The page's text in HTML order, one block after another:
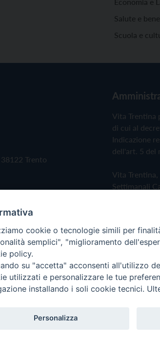
Salute e
Scuola e
Trento
Vita Trentina
di cui al
Indicazione
dell'art. 5 del
Vita
Settimanali
Privacy
i diritti riservati - Vita Trentina
cookie o tecnologie simili per
semplici", "miglioramento
policy.
su "accetta" acconsenti all'utilizzo
utilizzati e personalizzare le tue
installando i soli cookie tecnici.
Personalizza